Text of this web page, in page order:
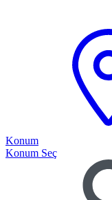
Konum
Konum Seç